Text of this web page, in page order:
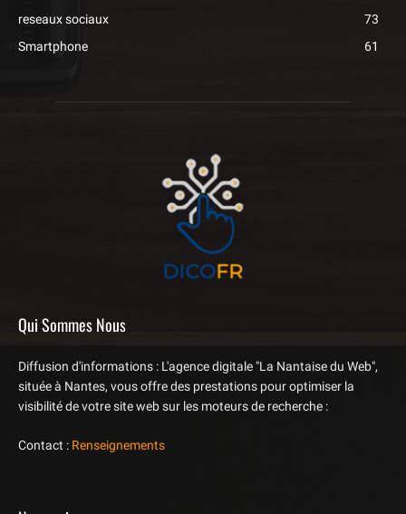
reseaux sociaux
73
Smartphone
61
Qui Sommes Nous
Diffusion d'informations : L'agence digitale "La Nantaise du Web",
située à Nantes, vous offre des prestations pour optimiser la
visibilité de votre site web sur les moteurs de recherche :
Contact : Renseignements